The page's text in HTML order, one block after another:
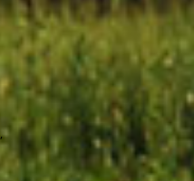
,